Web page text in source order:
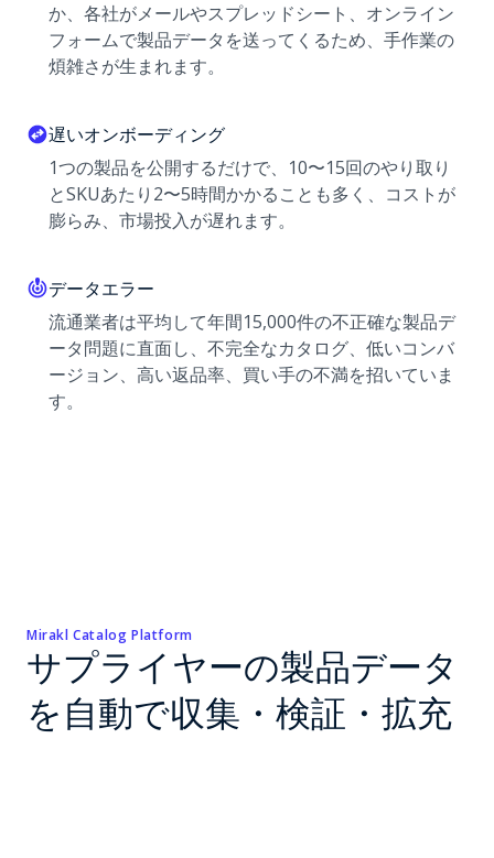
か、各社がメールやスプレッドシート、オンライン
フォームで製品データを送ってくるため、手作業の
煩雑さが生まれます。
遅いオンボーディング
1つの製品を公開するだけで、10〜15回のやり取り
とSKUあたり2〜5時間かかることも多く、コストが
膨らみ、市場投入が遅れます。
データエラー
流通業者は平均して年間15,000件の不正確な製品デ
ータ問題に直面し、不完全なカタログ、低いコンバ
ージョン、高い返品率、買い手の不満を招いていま
す。
Mirakl Catalog Platform
サプライヤーの製品データ
を自動で収集・検証・拡充